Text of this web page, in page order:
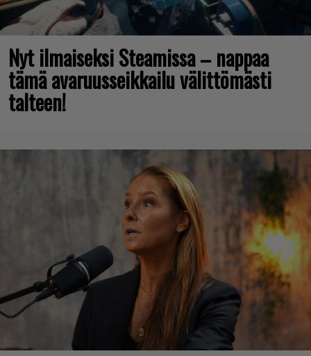
Nyt ilmaiseksi Steamissa – nappaa
tämä avaruusseikkailu välittömästi
talteen!